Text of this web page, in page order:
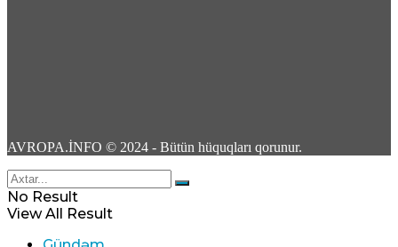
Razi Nurullayev:”Şimal-Cənub» beynəlxalq
dəhlizi tam gücü ilə işləməyə başlayacaq”
06 Avqust 2026 / 17:18
71
AVROPA.İNFO © 2024 - Bütün hüquqları qorunur.
No Result
View All Result